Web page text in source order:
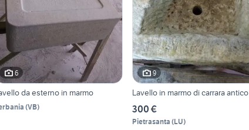
6
da esterno in marmo
(VB)
9
Lavello in marmo di carrara antico
300 €
Pietrasanta (LU)